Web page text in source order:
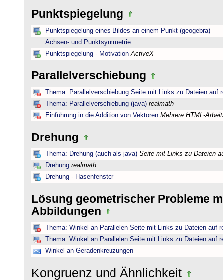
Punktspiegelung
Punktspiegelung eines Bildes an einem Punkt (geogebra)
Achsen- und Punktsymmetrie
Punktspiegelung - Motivation ActiveX
Parallelverschiebung
Thema: Parallelverschiebung Seite mit Links zu Dateien auf
Thema: Parallelverschiebung (java) realmath
Einführung in die Addition von Vektoren Mehrere HTML-
Drehung
Thema: Drehung (auch als java) Seite mit Links zu Dateien
Drehung realmath
Drehung - Hasenfenster
Lösung geometrischer Probleme
Abbildungen
Thema: Winkel an Parallelen Seite mit Links zu Dateien auf
Thema: Winkel an Parallelen Seite mit Links zu Dateien auf
Winkel an Geradenkreuzungen
Kongruenz und Ähnlichkeit